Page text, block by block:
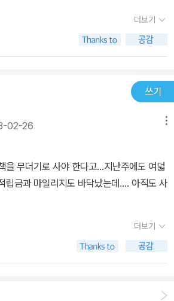
더보기
쓰기
02-26
을 무더기로 사야 한다고...지난주에도 여덟
립금과 마일리지도 바닥났는데.... 아직도 사
더보기